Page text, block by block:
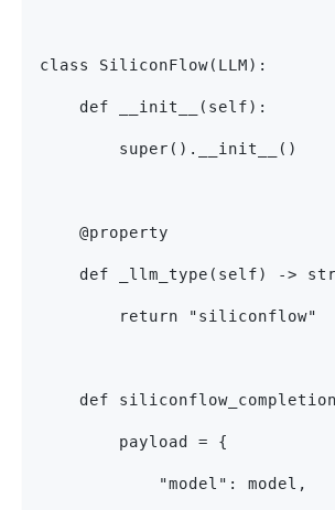
class SiliconFlow(LLM):
    def __init__(self):
        super().__init__()
    @property
def _llm_type(self) ->
        return "siliconflow"
def
        payload = {
            "model": model,